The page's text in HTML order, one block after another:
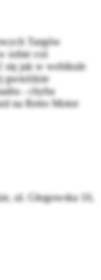
Targów
sobie coś
się jak w wehikule
gwieździe
- chyba
na Retro Motor
ul. Głogowska 10,